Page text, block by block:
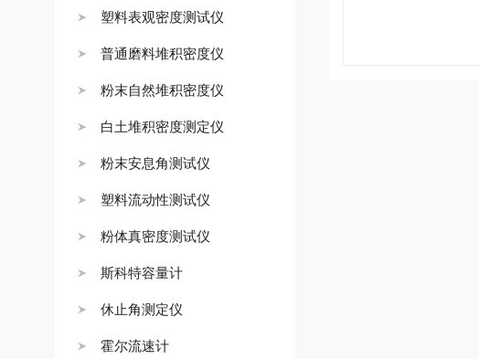
塑料表观密度测试仪
普通磨料堆积密度仪
粉末自然堆积密度仪
白土堆积密度测定仪
粉末安息角测试仪
塑料流动性测试仪
粉体真密度测试仪
斯科特容量计
休止角测定仪
霍尔流速计